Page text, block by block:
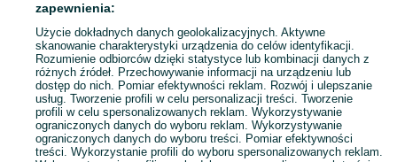
Mapa ministron
Popularne wyszukiwania
zapewnienia:
Użycie dokładnych danych geolokalizacyjnych. Aktywne
skanowanie charakterystyki urządzenia do celów identyfikacji.
Rozumienie odbiorców dzięki statystyce lub kombinacji danych z
różnych źródeł. Przechowywanie informacji na urządzeniu lub
dostęp do nich. Pomiar efektywności reklam. Rozwój i ulepszanie
usług. Tworzenie profili w celu personalizacji treści. Tworzenie
profili w celu spersonalizowanych reklam. Wykorzystywanie
ograniczonych danych do wyboru reklam. Wykorzystywanie
ograniczonych danych do wyboru treści. Pomiar efektywności
treści. Wykorzystanie profili do wyboru spersonalizowanych reklam.